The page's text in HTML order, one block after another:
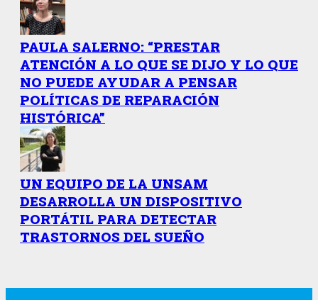
PAULA SALERNO: “PRESTAR
ATENCIÓN A LO QUE SE DIJO Y LO QUE
NO PUEDE AYUDAR A PENSAR
POLÍTICAS DE REPARACIÓN
HISTÓRICA”
UN EQUIPO DE LA UNSAM
DESARROLLA UN DISPOSITIVO
PORTÁTIL PARA DETECTAR
TRASTORNOS DEL SUEÑO